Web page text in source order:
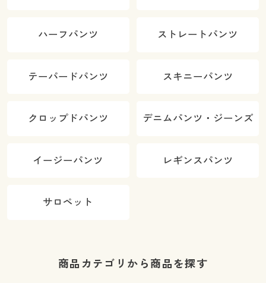
ハーフパンツ ストレートパンツ
テーパードパンツ スキニーパンツ
クロップドパンツ デニムパンツ・ジーンズ
イージーパンツ レギンスパンツ
サロペット
商品カテゴリから商品を探す